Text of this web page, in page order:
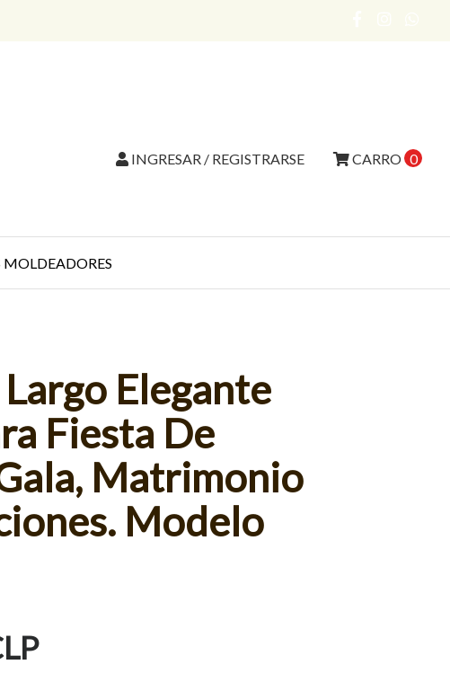
CARRO 0
INGRESAR / REGISTRARSE
MOLDEADORES
Elegante
Fiesta De
Matrimonio
Modelo